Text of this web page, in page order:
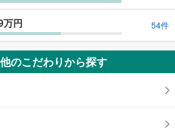
万円 54件
のこだわりから探す